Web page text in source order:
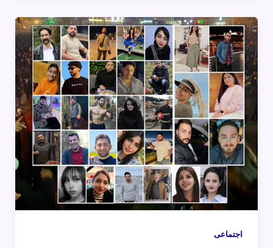
اجتماعی